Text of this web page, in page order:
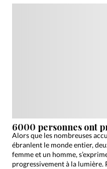
6000 personnes ont
Alors que les nombreuses
ébranlent le monde entier,
femme et un homme,
progressivement à la lumière.